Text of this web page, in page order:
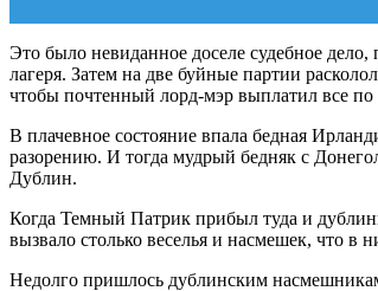
Это было невиданное доселе судебное
лагеря. Затем на две буйные партии
чтобы почтенный лорд-мэр выплатил все
В плачевное состояние впала бедная
разорению. И тогда мудрый бедняк с
Дублин.
Когда Темный Патрик прибыл туда и
вызвало столько веселья и насмешек, что в
Недолго пришлось дублинским насмешникам